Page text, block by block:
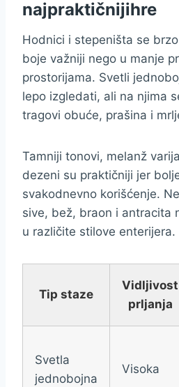
najpraktičnijihre
Hodnici i stepeništa se
boje važniji nego u manje
prostorijama. Svetli
lepo izgledati, ali na njima
tragovi obuće, prašina i
Tamniji tonovi, melanž
dezeni su praktičniji jer
svakodnevno korišćenje.
sive, bež, braon i antracita
u različite stilove enterijera.
Tip staze
Vidljivost
prljanja
Svetla
jednobojna
Visoka